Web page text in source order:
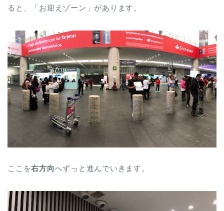
ると、「お迎えゾーン」があります。
ここを右方向へずっと進んでいきます。